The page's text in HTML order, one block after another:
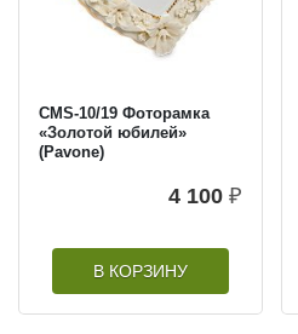
CMS-10/19 Фоторамка
«Золотой юбилей»
(Pavone)
4 100 ₽
В КОРЗИНУ